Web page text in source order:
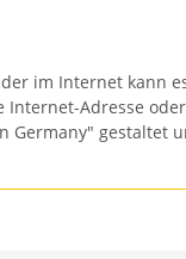
im Internet kann
Internet-Adresse
Germany" gestaltet